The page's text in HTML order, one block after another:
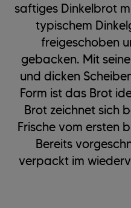
saftiges Dinkelbrot
typischem
freigeschoben
gebacken. Mit
und dicken
Form ist das Brot
Brot zeichnet sich
Frische vom ersten
Bereits
verpackt im